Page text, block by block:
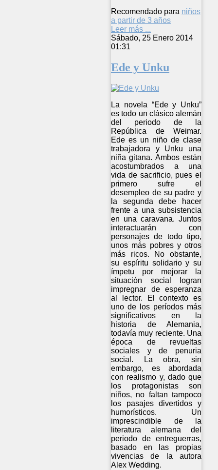
Recomendado para niños
a partir de 3 años
Leer más ...
Sábado, 25 Enero 2014
01:31
Ede y Unku
La novela “Ede y Unku”
es todo un clásico alemán
del periodo de la
República de Weimar.
Ede es un niño de clase
trabajadora y Unku una
niña gitana. Ambos están
acostumbrados a una
vida de sacrificio, pues el
primero sufre el
desempleo de su padre y
la segunda debe hacer
frente a una subsistencia
en una caravana. Juntos
interactuarán con
personajes de todo tipo,
unos más pobres y otros
más ricos. No obstante,
su espíritu solidario y su
ímpetu por mejorar la
situación social logran
impregnar de esperanza
al lector. El contexto es
uno de los períodos más
significativos en la
historia de Alemania,
todavía muy reciente. Una
época de revueltas
sociales y de penuria
social. La obra, sin
embargo, es abordada
con realismo y, dado que
los protagonistas son
niños, no faltan tampoco
los pasajes divertidos y
humorísticos. Un
imprescindible de la
literatura alemana del
periodo de entreguerras,
basado en las propias
vivencias de la autora
Alex Wedding.